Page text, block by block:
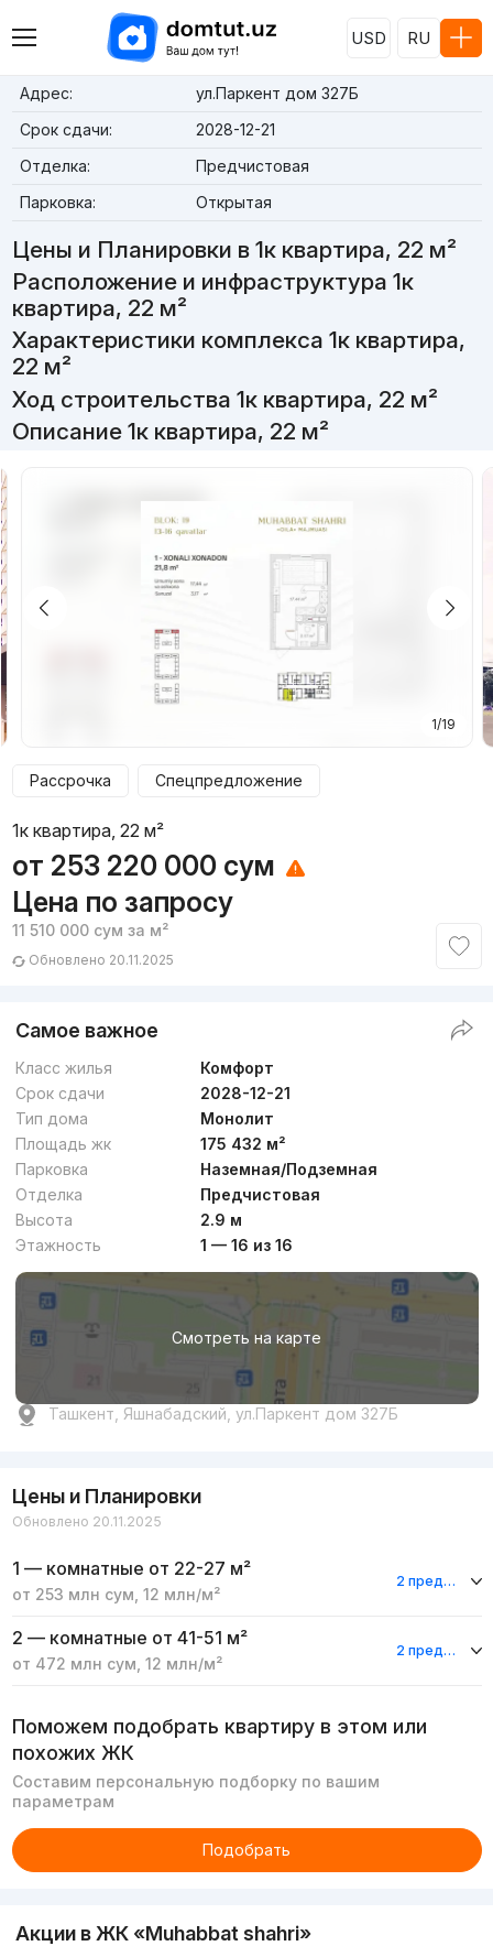
USD RU
Адрес:
ул.Паркент дом 327Б
Срок сдачи:
2028-12-21
Отделка:
Предчистовая
Парковка:
Открытая
Цены и Планировки в 1к квартира, 22 м²
Расположение и инфраструктура 1к
квартира, 22 м²
Характеристики комплекса 1к квартира,
22 м²
Ход строительства 1к квартира, 22 м²
Описание 1к квартира, 22 м²
1/19
Рассрочка Спецпредложение
1к квартира, 22 м²
от 253 220 000 сум
Цена по запросу
11 510 000 сум за м²
Обновлено 20.11.2025
Самое важное
Класс жилья
Комфорт
Срок сдачи
2028-12-21
Тип дома
Монолит
Площадь жк
175 432 м²
Парковка
Наземная/Подземная
Отделка
Предчистовая
Высота
2.9 м
Этажность
1 — 16 из 16
Смотреть на карте
Ташкент, Яшнабадский, ул.Паркент дом 327Б
Цены и Планировки
Обновлено 20.11.2025
1 — комнатные от 22-27 м²
от 253 млн сум 12 млн/м²
2 предложения
2 — комнатные от 41-51 м²
от 472 млн сум 12 млн/м²
2 предложения
Поможем подобрать квартиру в этом или
похожих ЖК
Составим персональную подборку по вашим
параметрам
Подобрать
Акции в ЖК «Muhabbat shahri»